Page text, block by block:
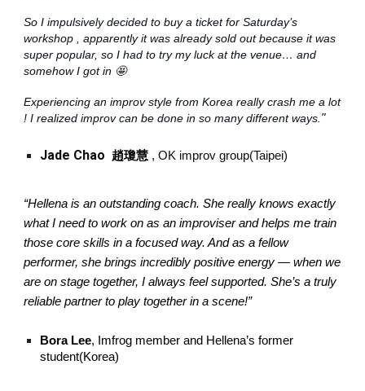
So I impulsively decided to buy a ticket for Saturday’s
workshop , apparently it was already sold out because it was
super popular, so I had to try my luck at the venue… and
somehow I got in 🤩
Experiencing an improv style from Korea really crash me a lot
! I realized improv can be done in so many different ways. "
Jade Chao 趙瓊慧 ,OK improv group(Taipei)
“Hellena is an outstanding coach. She really knows exactly
what I need to work on as an improviser and helps me train
those core skills in a focused way. And as a fellow
performer, she brings incredibly positive energy — when we
are on stage together, I always feel supported. She’s a truly
reliable partner to play together in a scene!”
Bora Lee, Imfrog member and Hellena’s former
student(Korea)